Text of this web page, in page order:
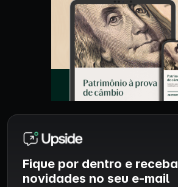
Fique por dentro e receba
novidades no seu e-mail